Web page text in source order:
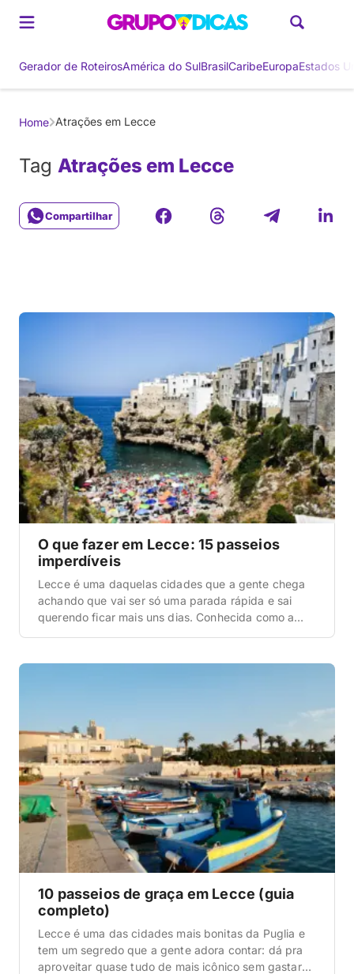
Gerador de RoteirosAmérica do SulBrasilCaribeEuropaEstados
Home Atrações em Lecce
Tag Atrações em Lecce
Compartilhar
O que fazer em Lecce: 15 passeios
imperdíveis
Lecce é uma daquelas cidades que a gente chega
achando que vai ser só uma parada rápida e sai
querendo ficar mais uns dias. Conhecida como a
construído com uma pedra clara local que […]
10 passeios de graça em Lecce (guia
completo)
Lecce é uma das cidades mais bonitas da Puglia e
tem um segredo que a gente adora contar: dá pra
aproveitar quase tudo de mais icônico sem gastar